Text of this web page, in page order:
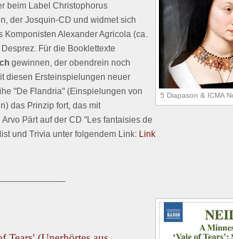
5 Diapason & ICMA
beim Label Christophorus
der Josquin-CD und widmet sich
Alexander Agricola (ca.
Für die Booklettexte
gewinnen, der obendrein noch
diesen Ersteinspielungen neuer
"De Flandria" (Einspielungen von
das Prinzip fort, das mit
Pärt auf der CD "Les fantaisies de
und Trivia unter folgendem Link: Link